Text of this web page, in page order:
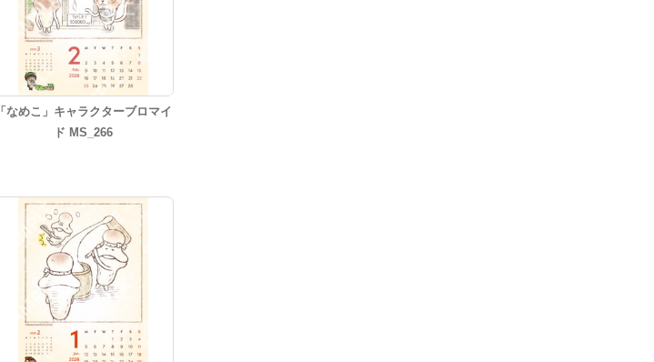
「なめこ」キャラクターブロマイ
ド MS_266